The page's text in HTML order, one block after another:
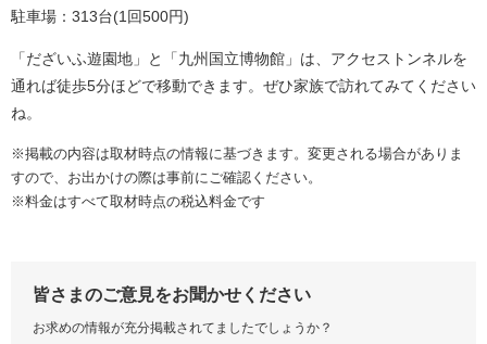
駐車場：313台(1回500円)
「だざいふ遊園地」と「九州国立博物館」は、アクセストンネルを
通れば徒歩5分ほどで移動できます。ぜひ家族で訪れてみてください
ね。
※掲載の内容は取材時点の情報に基づきます。変更される場合がありま
すので、お出かけの際は事前にご確認ください。
※料金はすべて取材時点の税込料金です
皆さまのご意見をお聞かせください
お求めの情報が充分掲載されてましたでしょうか？